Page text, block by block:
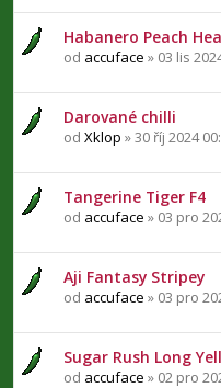
Habanero Peach
od accuface » 03 lis
Darované chilli
od Xklop » 30 říj 2024
Tangerine Tiger F4
od accuface » 03 pro
Aji Fantasy Stripey
od accuface » 03 pro
Sugar Rush Long
od accuface » 02 pro